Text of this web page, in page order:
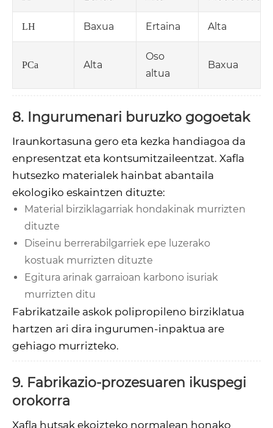
LH Baxua Ertaina Alta
PCa Alta
Oso
altua
Baxua
8. Ingurumenari buruzko gogoetak
Iraunkortasuna gero eta kezka handiagoa da
enpresentzat eta kontsumitzaileentzat. Xafla
hutsezko materialek hainbat abantaila
ekologiko eskaintzen dituzte:
Material birziklagarriak hondakinak murrizten
dituzte
Diseinu berrerabilgarriek epe luzerako
kostuak murrizten dituzte
Egitura arinak garraioan karbono isuriak
murrizten ditu
Fabrikatzaile askok polipropileno birziklatua
hartzen ari dira ingurumen-inpaktua are
gehiago murrizteko.
9. Fabrikazio-prozesuaren ikuspegi
orokorra
Xafla hutsak ekoizteko normalean honako